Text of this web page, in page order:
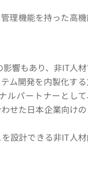
理機能を持った高
響もあり、非IT人
ム開発を内製化す
パートナーとして
せた日本企業向けの
設計できる非IT人